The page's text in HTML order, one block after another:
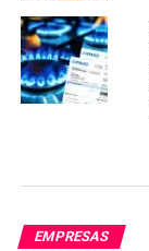
EMPRESAS